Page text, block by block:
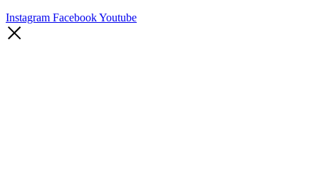
Instagram FacebookYoutube